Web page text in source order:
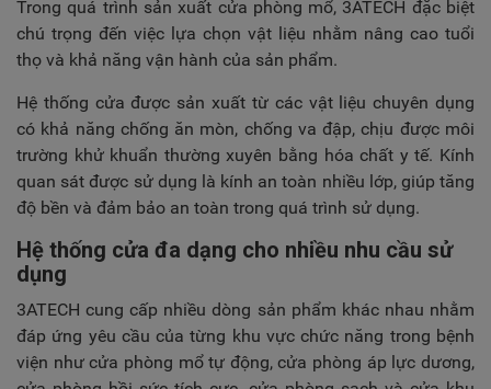
Trong quá trình sản xuất cửa phòng mổ, 3ATECH đặc biệt
chú trọng đến việc lựa chọn vật liệu nhằm nâng cao tuổi
thọ và khả năng vận hành của sản phẩm.
Hệ thống cửa được sản xuất từ các vật liệu chuyên dụng
có khả năng chống ăn mòn, chống va đập, chịu được môi
trường khử khuẩn thường xuyên bằng hóa chất y tế. Kính
quan sát được sử dụng là kính an toàn nhiều lớp, giúp tăng
độ bền và đảm bảo an toàn trong quá trình sử dụng.
Hệ thống cửa đa dạng cho nhiều nhu cầu sử
dụng
3ATECH cung cấp nhiều dòng sản phẩm khác nhau nhằm
đáp ứng yêu cầu của từng khu vực chức năng trong bệnh
viện như cửa phòng mổ tự động, cửa phòng áp lực dương,